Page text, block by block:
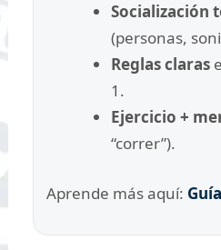
Socialización
(personas,
Reglas claras
1.
Ejercicio +
“correr”).
Aprende más aquí: